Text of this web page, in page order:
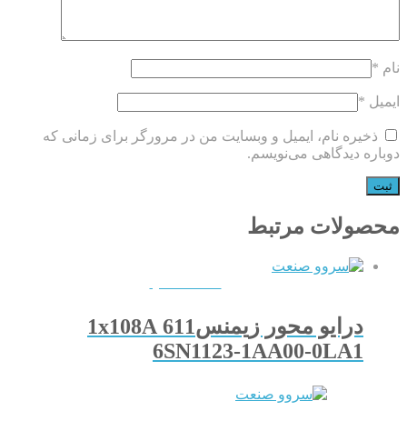
نام *
ایمیل *
ذخیره نام، ایمیل و وبسایت من در مرورگر برای زمانی که
دوباره دیدگاهی می‌نویسم.
محصولات مرتبط
درایو محور زیمنس611 1x108A
6SN1123-1AA00-0LA1